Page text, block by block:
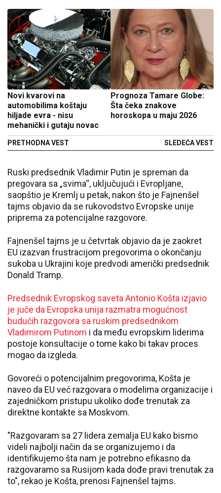
Novi kvarovi na
automobilima koštaju
hiljade evra - nisu
mehanički i gutaju novac
PRETHODNA VEST
Prognoza Tamare Globe:
Šta čeka znakove
horoskopa u maju 2026
SLEDEĆA VEST
Ruski predsednik Vladimir Putin je spreman da
pregovara sa „svima“, uključujući i Evropljane,
saopštio je Kremlj u petak, nakon što je Fajnenšel
tajms objavio da se rukovodstvo Evropske unije
priprema za potencijalne razgovore.
Fajnenšel tajms je u četvrtak objavio da je zaokret
EU izazvan frustracijom pregovorima o okončanju
sukoba u Ukrajini koje predvodi američki predsednik
Donald Tramp.
Predsednik Evropskog saveta Antonio Košta izjavio
je juče da Evropska unija razmatra mogućnost
budućih razgovora sa ruskim predsednikom
Vladimirom Putinom i da među evropskim liderima
postoje konsultacije o tome kako bi takav proces
mogao da izgleda.
Govoreći o potencijalnim pregovorima, Košta je
naveo da EU već razgovara o modelima organizacije i
zajedničkom pristupu ukoliko dođe trenutak za
direktne kontakte sa Moskvom.
"Razgovaram sa 27 lidera zemalja EU kako bismo
videli najbolji način da se organizujemo i da
identifikujemo šta nam je potrebno efikasno da
razgovaramo sa Rusijom kada dođe pravi trenutak za
to", rekao je Košta, prenosi Fajnenšel tajms.